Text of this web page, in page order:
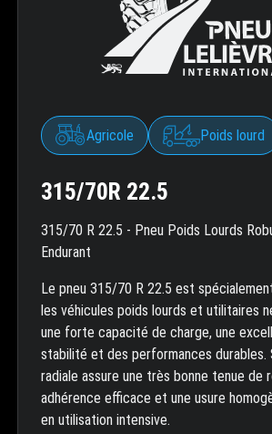
Agricole Poids lourd
315/70R 22.5
315/70 R 22.5 - Pneu Poids Lourds
Endurant
Le pneu 315/70 R 22.5 est
les véhicules poids lourds et utilitaires
une forte capacité de charge, une
stabilité et des performances durables.
radiale assure une très bonne tenue de
adhérence efficace et une usure
en utilisation intensive.